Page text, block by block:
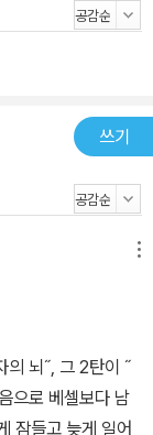
생각하지 않는다.
하는 남
을 원하는지 잘 알
기인한 비현실적인
이의 유전적, 구조
차이점과 남자들
러운 욕구에 대해
았다는 안도감도
서는 “남자에게
가 자주 하는 행동
들을 설득력 있게
쓰기
의 뇌˝, 그 2탄이 ˝
으로 베셀보다 남
잠들고 늦게 일어